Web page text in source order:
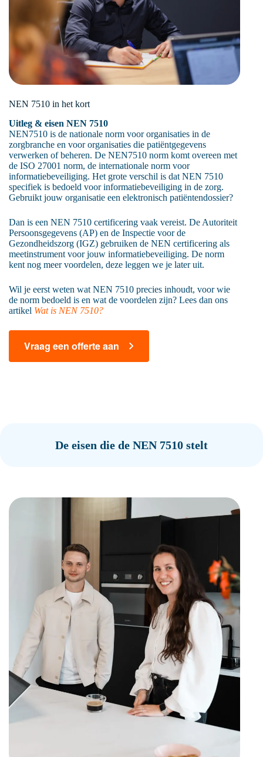
NEN 7510 in het kort
Uitleg & eisen NEN 7510
NEN7510 is de nationale norm voor organisaties in de
zorgbranche en voor organisaties die patiëntgegevens
verwerken of beheren. De NEN7510 norm komt overeen met
de ISO 27001 norm, de internationale norm voor
informatiebeveiliging. Het grote verschil is dat NEN 7510
specifiek is bedoeld voor informatiebeveiliging in de zorg.
Gebruikt jouw organisatie een elektronisch patiëntendossier?
Dan is een NEN 7510 certificering vaak vereist. De Autoriteit
Persoonsgegevens (AP) en de Inspectie voor de
Gezondheidszorg (IGZ) gebruiken de NEN certificering als
meetinstrument voor jouw informatiebeveiliging. De norm
kent nog meer voordelen, deze leggen we je later uit.
Wil je eerst weten wat NEN 7510 precies inhoudt, voor wie
de norm bedoeld is en wat de voordelen zijn? Lees dan ons
artikel Wat is NEN 7510?
Vraag een offerte aan
De eisen die de NEN 7510 stelt